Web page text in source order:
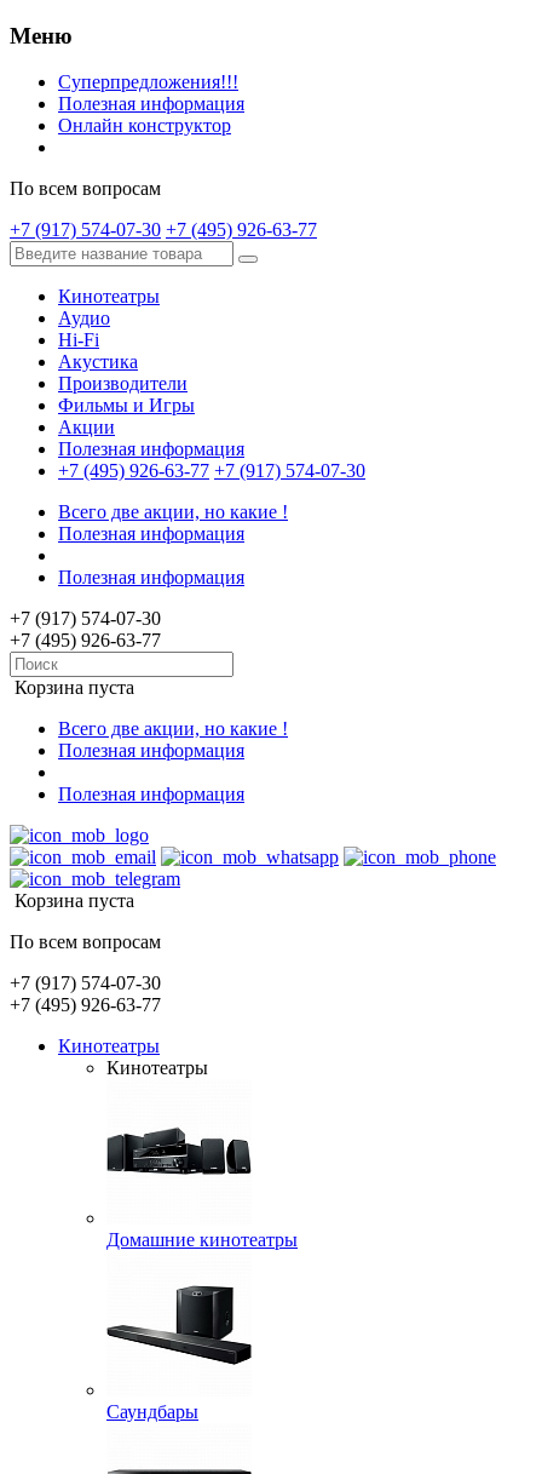
Меню
Суперпредложения!!!
Полезная информация
Онлайн конструктор
По всем вопросам
+7 (917) 574-07-30 +7 (495) 926-63-77
Кинотеатры
Аудио
Hi-Fi
Акустика
Производители
Фильмы и Игры
Акции
Полезная информация
+7 (495) 926-63-77 +7 (917) 574-07-30
Всего две акции, но какие !
Полезная информация
Полезная информация
+7 (917) 574-07-30
+7 (495) 926-63-77
Корзина пуста
Всего две акции, но какие !
Полезная информация
Полезная информация
Корзина пуста
По всем вопросам
+7 (917) 574-07-30
+7 (495) 926-63-77
Кинотеатры
Кинотеатры
Домашние кинотеатры
Саундбары